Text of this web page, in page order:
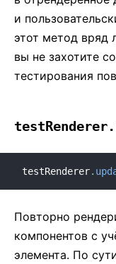
и
этот метод вряд
вы не захотите
тестирования
testRenderer.
Повторно
компонентов с
элемента. По